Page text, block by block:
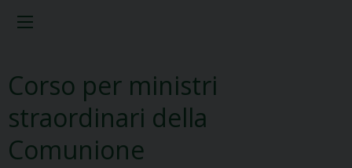
Corso per ministri
straordinari della
Comunione